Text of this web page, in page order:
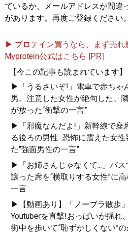
ているか、メールアドレスが間違
があります。再度ご登録ください。
▶ プロテイン買うなら、まず売れ
Myprotein公式はこちら [PR]
【今この記事も読まれています】
▶「うるさいぞ!」電車で赤ちゃ
男。注意した女性が絶句した、
が放った“衝撃の一言”
▶「邪魔なんだよ!」新幹線で座
る後ろの男性...恐怖に震えた女性
た“強面男性の一言”
▶「お姉さんじゃなくて...」バス
譲った席を“横取りする女性”に
一言
▶【動画あり】「ノーブラ散歩
Youtuberを直撃!おっぱいが揺れ
街中を歩いて“恥ずかしくない”